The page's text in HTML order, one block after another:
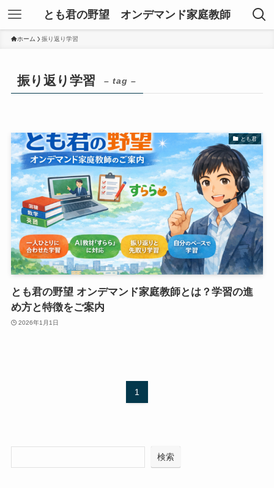
とも君の野望 オンデマンド家庭教師
ホーム 振り返り学習
振り返り学習 – tag –
とも君
とも君の野望 オンデマンド家庭教師とは？学習の進
め方と特徴をご案内
2026年1月1日
1
検索